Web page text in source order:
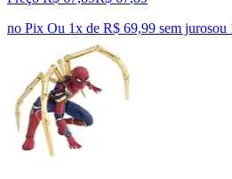
no Pix Ou 1x de R$ 69,99 sem jurosou